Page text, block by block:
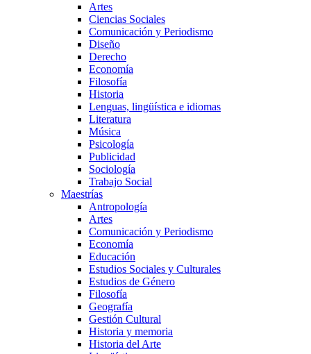
Artes
Ciencias Sociales
Comunicación y Periodismo
Diseño
Derecho
Economía
Filosofía
Historia
Lenguas, lingüística e idiomas
Literatura
Música
Psicología
Publicidad
Sociología
Trabajo Social
Maestrías
Antropología
Artes
Comunicación y Periodismo
Economía
Educación
Estudios Sociales y Culturales
Estudios de Género
Filosofía
Geografía
Gestión Cultural
Historia y memoria
Historia del Arte